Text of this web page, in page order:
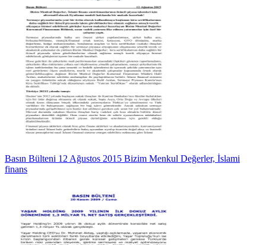
Basın Bülteni 12 Ağustos 2015 Bizim Menkul Değerler, İslami
finans